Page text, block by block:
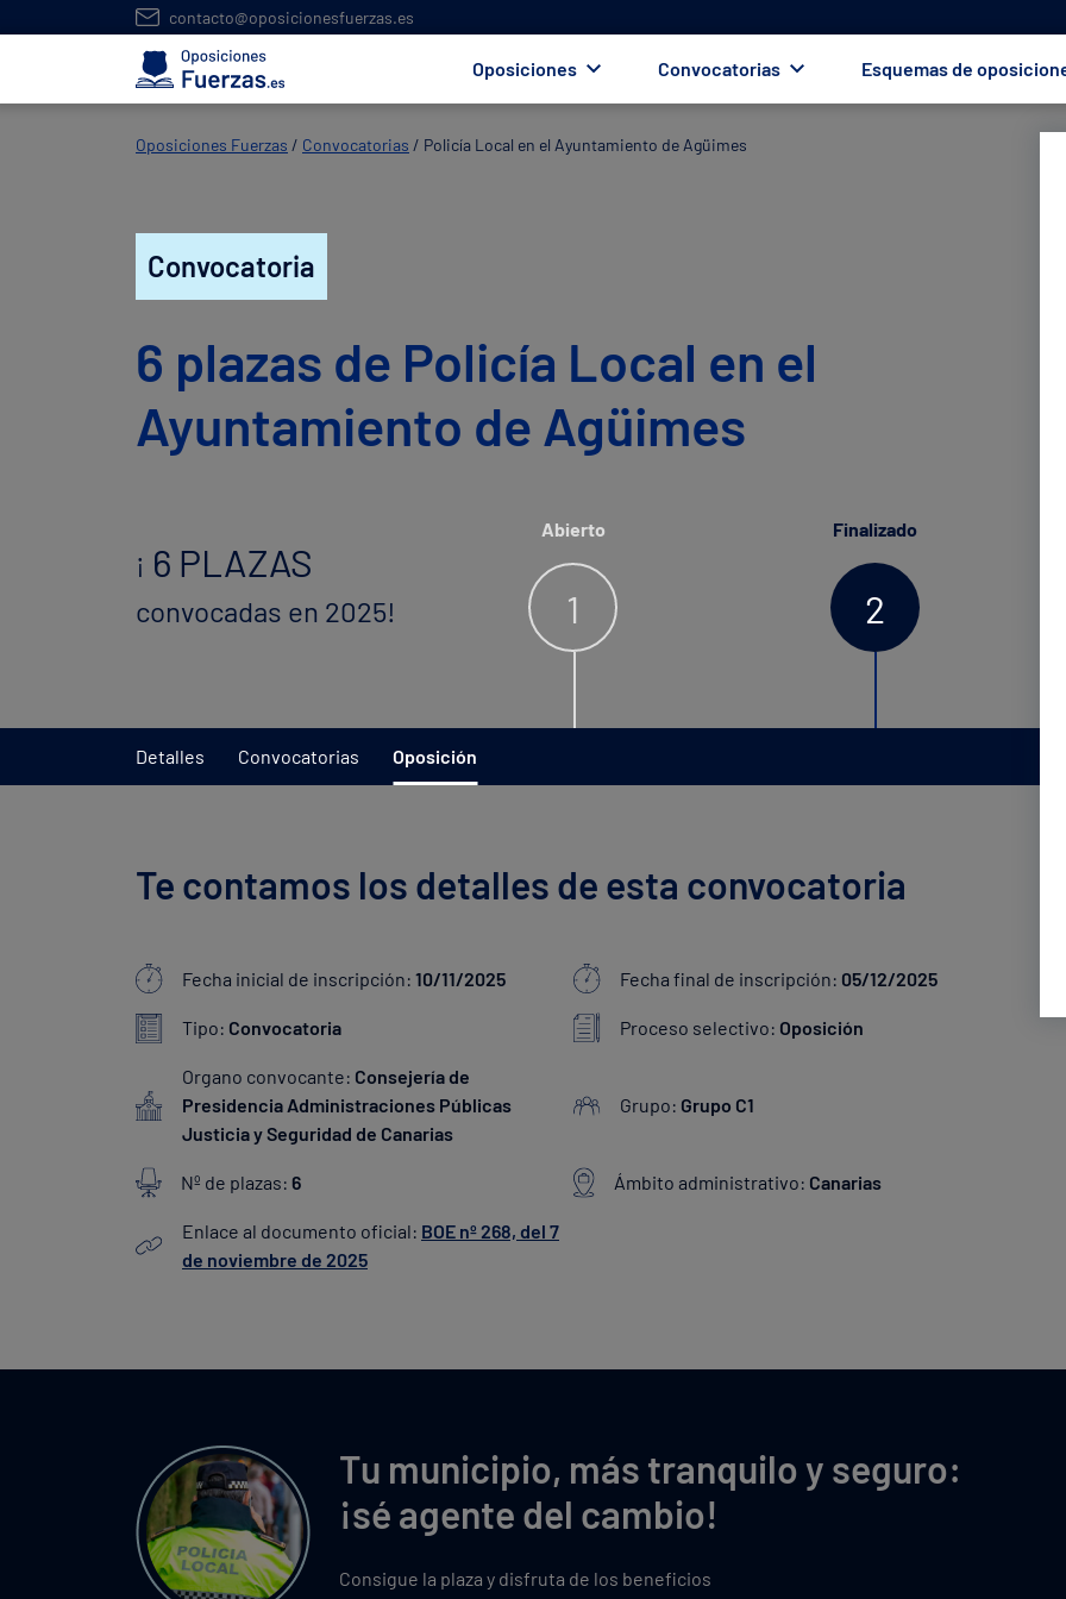
contacto@oposicionesfuerzas.es
Oposiciones Convocatorias Esquemas de
Oposiciones Fuerzas / Convocatorias / Policía Local en el Ayuntamiento de Agüimes
Convocatoria
6 plazas de Policía Local en el
Ayuntamiento de Agüimes
¡ 6 PLAZAS
convocadas en 2025!
Abierto
1
Finalizado
2
Detalles Convocatorias Oposición
Te contamos los detalles de esta convocatoria
Fecha inicial de inscripción: 10/11/2025 Fecha final de inscripción: 05/12/2025
Tipo: Convocatoria Proceso selectivo: Oposición
Organo convocante: Consejería de
Presidencia Administraciones Públicas
Justicia y Seguridad de Canarias
Grupo: Grupo C1
Nº de plazas: 6 Ámbito administrativo: Canarias
Enlace al documento oficial: BOE nº 268, del 7
de noviembre de 2025
Tu municipio, más tranquilo y seguro:
¡sé agente del cambio!
Consigue la plaza y disfruta de los beneficios